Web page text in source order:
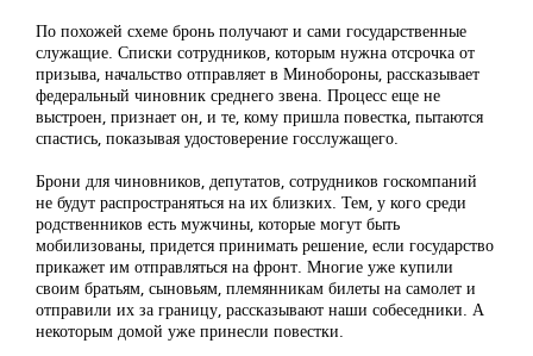
По похожей схеме бронь получают и сами государственные
служащие. Списки сотрудников, которым нужна отсрочка от
призыва, начальство отправляет в Минобороны, рассказывает
федеральный чиновник среднего звена. Процесс еще не
выстроен, признает он, и те, кому пришла повестка, пытаются
спастись, показывая удостоверение госслужащего.
Брони для чиновников, депутатов, сотрудников госкомпаний
не будут распространяться на их близких. Тем, у кого среди
родственников есть мужчины, которые могут быть
мобилизованы, придется принимать решение, если государство
прикажет им отправляться на фронт. Многие уже купили
своим братьям, сыновьям, племянникам билеты на самолет и
отправили их за границу, рассказывают наши собеседники. А
некоторым домой уже принесли повестки.